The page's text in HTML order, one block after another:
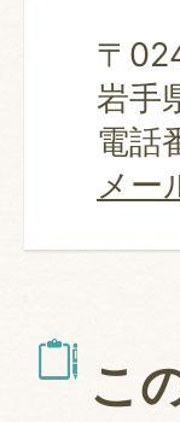
〒
岩手
電話
メー
こ